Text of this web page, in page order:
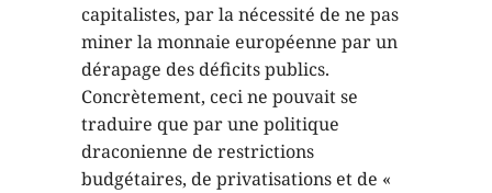
capitalistes, par la nécessité de ne pas
miner la monnaie européenne par un
dérapage des déficits publics.
Concrètement, ceci ne pouvait se
traduire que par une politique
draconienne de restrictions
budgétaires, de privatisations et de «